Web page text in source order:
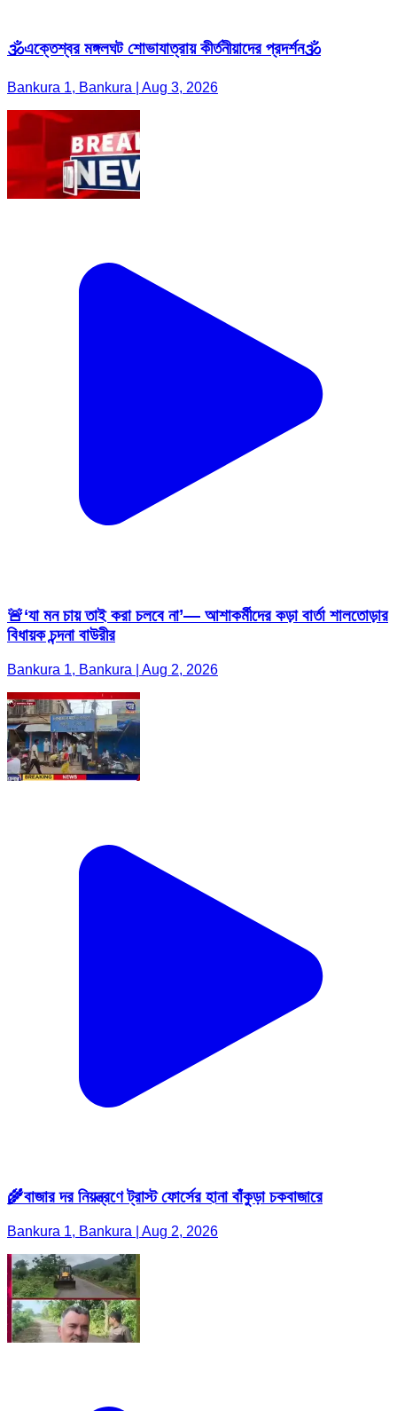
🕉️এক্তেশ্বর মঙ্গলঘট শোভাযাত্রায় কীর্তনীয়াদের প্রদর্শন🕉️
Bankura 1, Bankura | Aug 3, 2026
🚨‘যা মন চায় তাই করা চলবে না’— আশাকর্মীদের কড়া বার্তা শালতোড়ার
বিধায়ক চন্দনা বাউরীর
Bankura 1, Bankura | Aug 2, 2026
🌾বাজার দর নিয়ন্ত্রণে ট্রাস্ট ফোর্সের হানা বাঁকুড়া চকবাজারে
Bankura 1, Bankura | Aug 2, 2026